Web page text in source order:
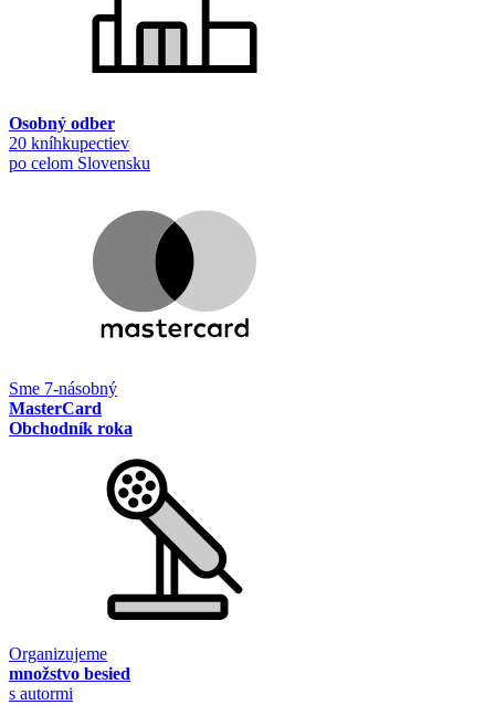
Osobný odber
20 kníhkupectiev
po celom Slovensku
Sme 7-násobný
MasterCard
Obchodník roka
Organizujeme
množstvo besied
s autormi